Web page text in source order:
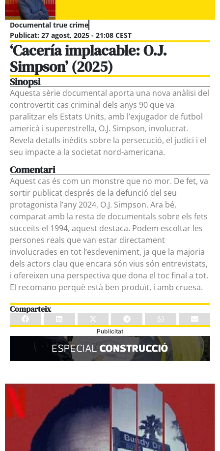
Documental true crime
Publicat: 27 agost, 2025 - 21:08 CEST
‘Cacería implacable: O.J.
Simpson’ (2025)
Sinopsi
Aquesta sèrie documental aporta una nova anàlisi del
controvertit cas criminal dels anys 90 que va
paralitzar els Estats Units, amb l’exjugador de futbol
americà i superestrella, O.J. Simpson, involucrat.
Revela detalls inèdits sobre la persecució, el judici i el
seu impacte a la societat nord-americana.
Comentari
Aquest cas és com un monstre que no mor. De fet, va
sortir publicat després de la defunció del seu
protagonista l’any 2024, O.J. Simpson. Ara bé,
comparat amb la resta de documentals sobre els fets
succeïts el 1994, aquest destaca. Podem escoltar les
persones reals que van estar directament
involucrades en tot l’esdeveniment, ja que la majoria
dels actors clau que encara són vius són entrevistats,
i ofereixen una perspectiva que dona el toc final a tot.
El recomano perquè està ben produït, i amb cruesa.
Comparteix
Publicitat